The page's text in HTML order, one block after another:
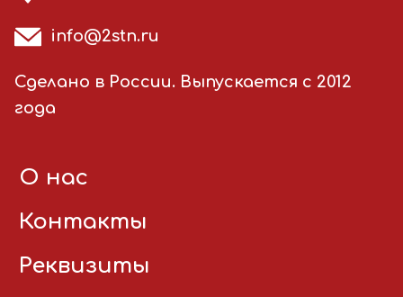
info@2stn.ru
Сделано в России. Выпускается с 2012
года
О нас
Контакты
Реквизиты